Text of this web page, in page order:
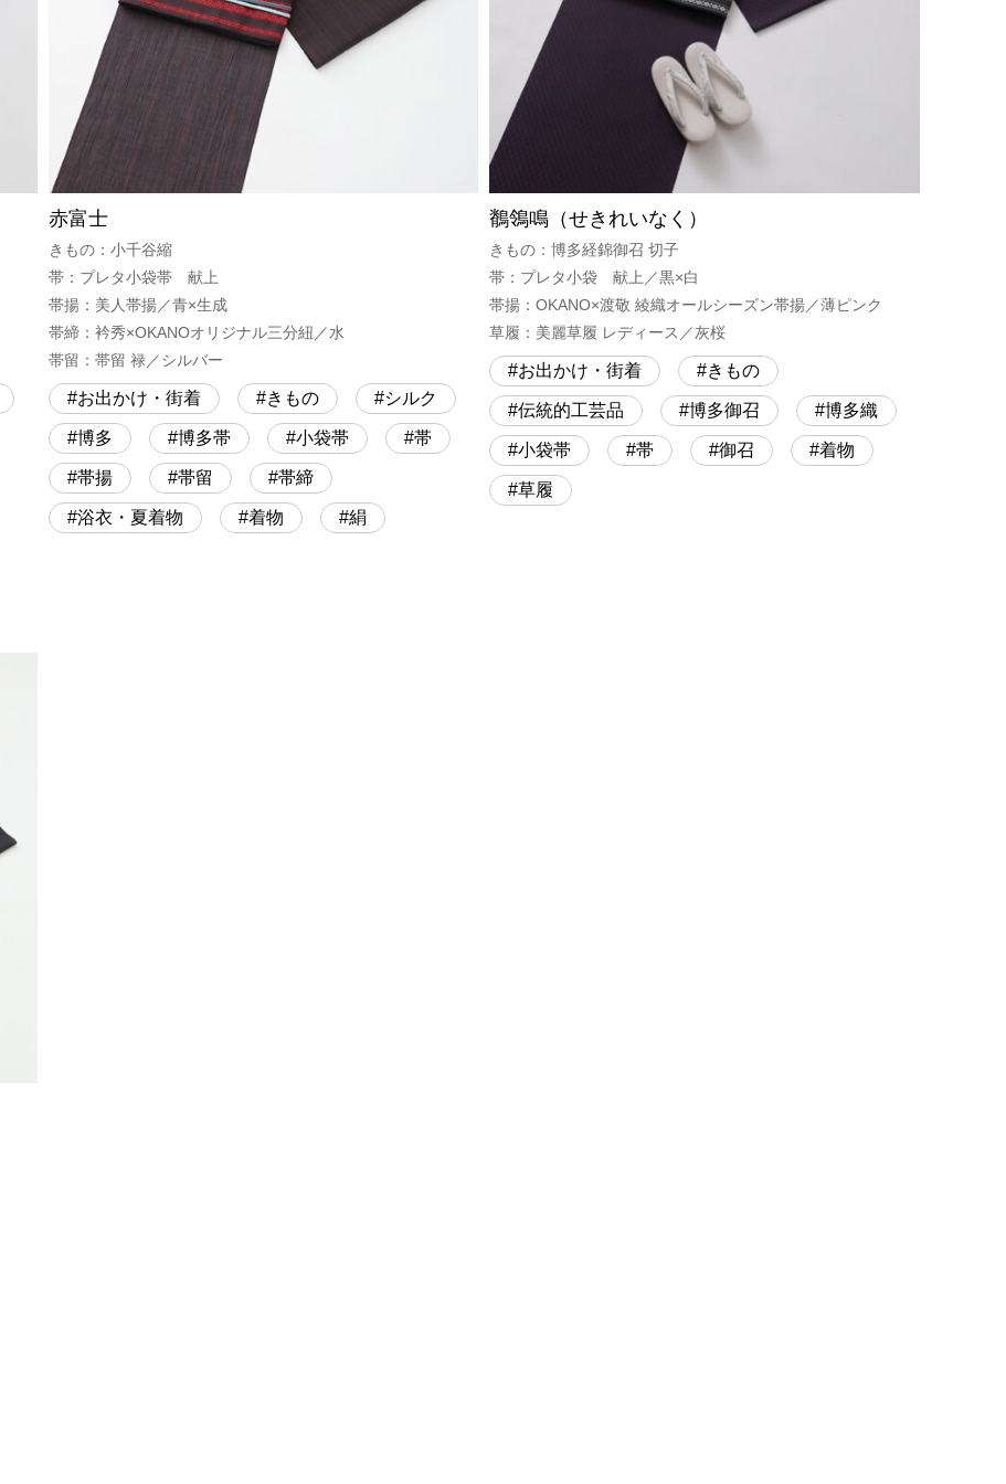
赤富士
きもの：小千谷縮
帯：プレタ小袋帯 献上
帯揚：美人帯揚／青×生成
帯締：衿秀×OKANOオリジナル三分紐／水
帯留：帯留 禄／シルバー
お出かけ・街着 きもの シルク
博多 博多帯 小袋帯 帯
帯揚 帯留 帯締
浴衣・夏着物 着物 絹
鶺鴒鳴（せきれいなく）
きもの：博多経錦御召 切子
帯：プレタ小袋 献上／黒×白
帯揚：OKANO×渡敬 綾織オールシーズン帯揚／薄ピンク
草履：美麗草履 レディース／灰桜
お出かけ・街着 きもの
伝統的工芸品 博多御召 博多織
小袋帯 帯 御召 着物
草履